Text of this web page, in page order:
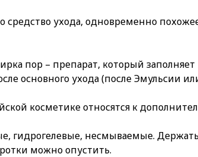
средство ухода, одновременно
пор – препарат, который
основного ухода (после Эмульсии
косметике относятся к
гидрогелевые, несмываемые.
можно опустить.